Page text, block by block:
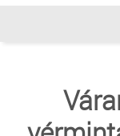
VÉRADÁS